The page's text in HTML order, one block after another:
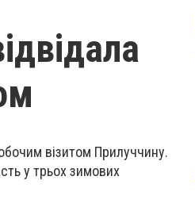
візитом Прилуччину.
у трьох зимових